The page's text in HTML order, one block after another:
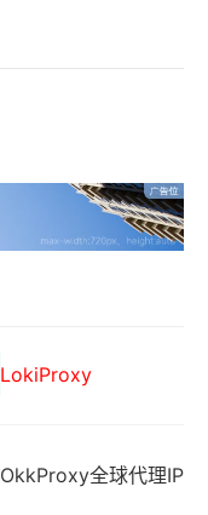
LokiProxy
OkkProxy全球代理IP